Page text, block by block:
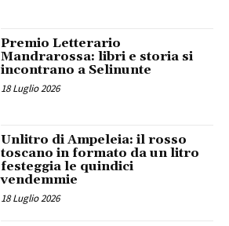
Premio Letterario
Mandrarossa: libri e storia si
incontrano a Selinunte
18 Luglio 2026
Unlitro di Ampeleia: il rosso
toscano in formato da un litro
festeggia le quindici
vendemmie
18 Luglio 2026